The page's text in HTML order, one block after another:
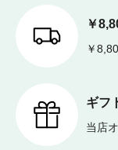
￥
￥
ギフ
当店